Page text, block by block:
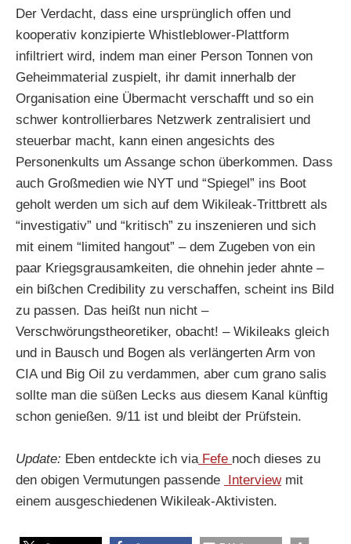
Der Verdacht, dass eine ursprünglich offen und
kooperativ konzipierte Whistleblower-Plattform
infiltriert wird, indem man einer Person Tonnen von
Geheimmaterial zuspielt, ihr damit innerhalb der
Organisation eine Übermacht verschafft und so ein
schwer kontrollierbares Netzwerk zentralisiert und
steuerbar macht, kann einen angesichts des
Personenkults um Assange schon überkommen. Dass
auch Großmedien wie NYT und “Spiegel” ins Boot
geholt werden um sich auf dem Wikileak-Trittbrett als
“investigativ” und “kritisch” zu inszenieren und sich
mit einem “limited hangout” – dem Zugeben von ein
paar Kriegsgrausamkeiten, die ohnehin jeder ahnte –
ein bißchen Credibility zu verschaffen, scheint ins Bild
zu passen. Das heißt nun nicht –
Verschwörungstheoretiker, obacht! – Wikileaks gleich
und in Bausch und Bogen als verlängerten Arm von
CIA und Big Oil zu verdammen, aber cum grano salis
sollte man die süßen Lecks aus diesem Kanal künftig
schon genießen. 9/11 ist und bleibt der Prüfstein.
Update: Eben entdeckte ich viaFefe noch dieses zu
den obigen Vermutungen passende Interviewmit
einem ausgeschiedenen Wikileak-Aktivisten.